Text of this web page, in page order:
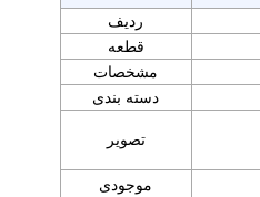
ردیف
قطعه
مشخصات
دسته بندی
تصویر
موجودی